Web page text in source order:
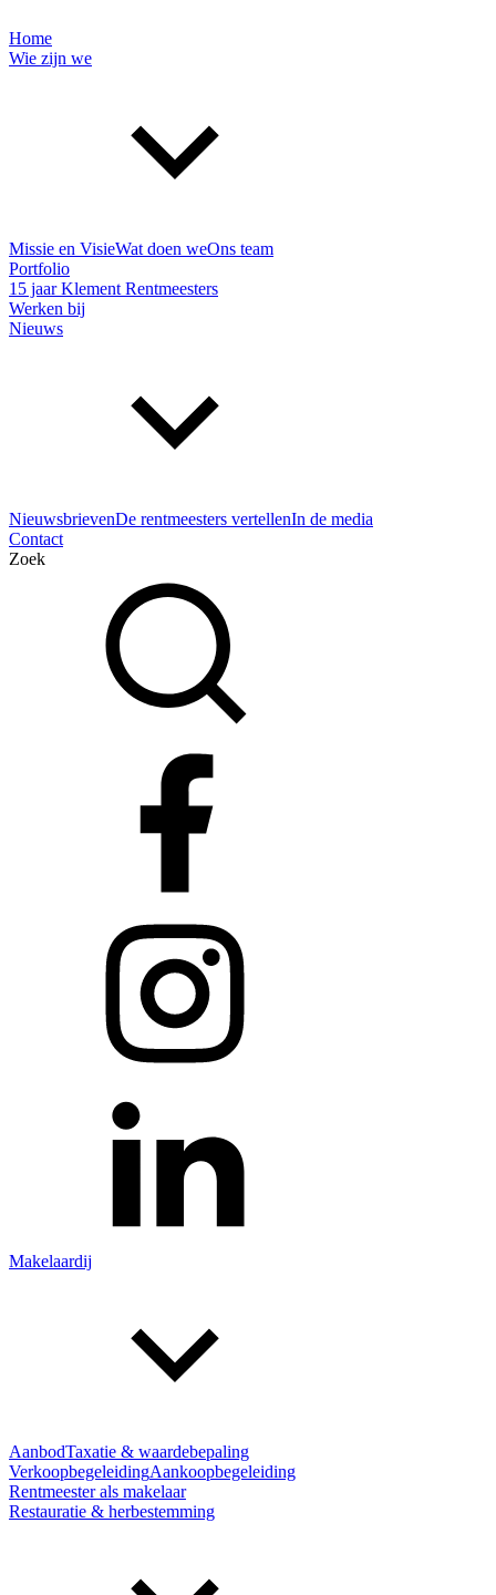
Home
Wie zijn we
Missie en VisieWat doen weOns team
Portfolio
15 jaar Klement Rentmeesters
Werken bij
Nieuws
NieuwsbrievenDe rentmeesters vertellenIn de media
Contact
Zoek
Makelaardij
AanbodTaxatie & waardebepaling
VerkoopbegeleidingAankoopbegeleiding
Rentmeester als makelaar
Restauratie & herbestemming